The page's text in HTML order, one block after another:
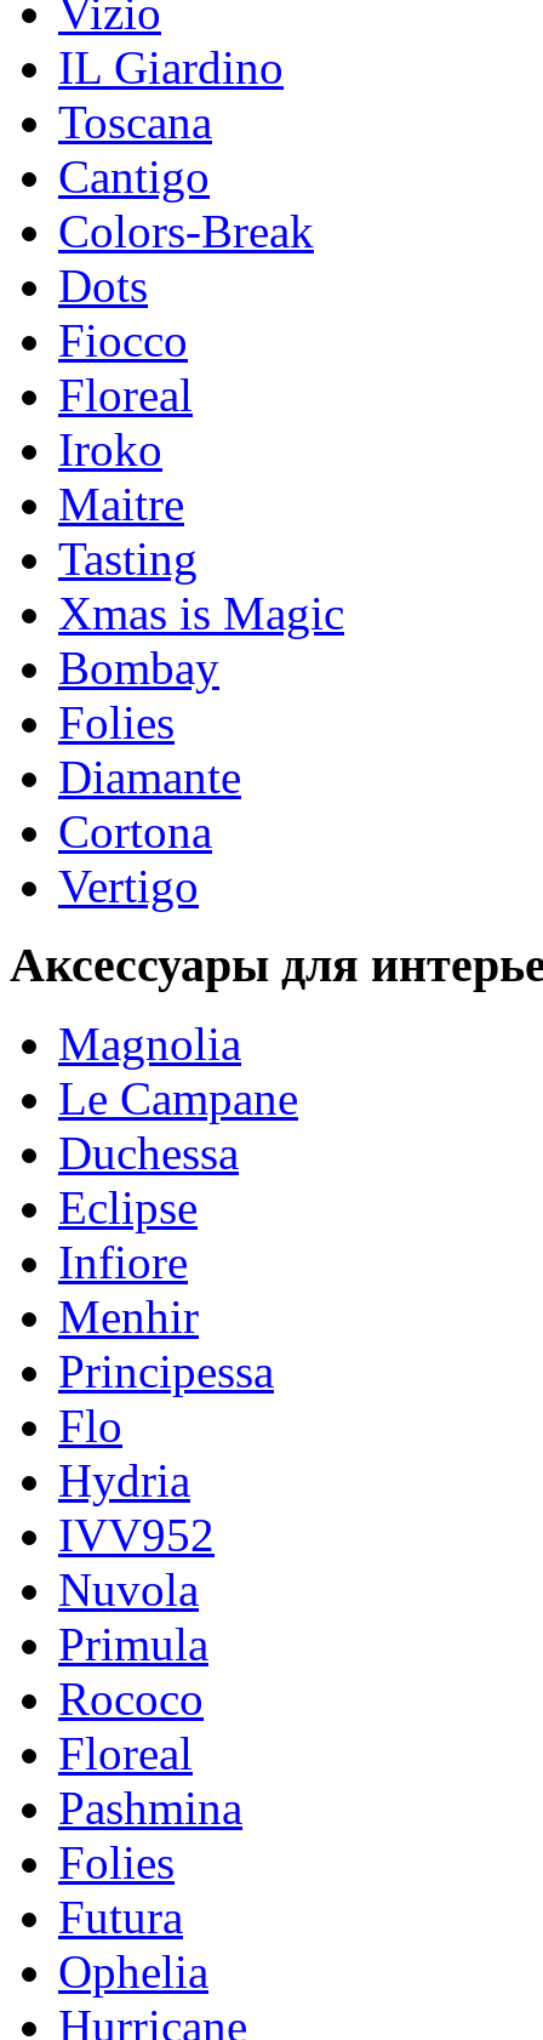
Vizio
IL Giardino
Toscana
Cantigo
Colors-Break
Dots
Fiocco
Floreal
Iroko
Maitre
Tasting
Xmas is Magic
Bombay
Folies
Diamante
Cortona
Vertigo
Аксессуары для
Magnolia
Le Campane
Duchessa
Eclipse
Infiore
Menhir
Principessa
Flo
Hydria
IVV952
Nuvola
Primula
Rococo
Floreal
Pashmina
Folies
Futura
Ophelia
Hurricane